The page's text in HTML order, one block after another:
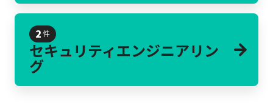
2件
セキュリティエンジニアリン
グ